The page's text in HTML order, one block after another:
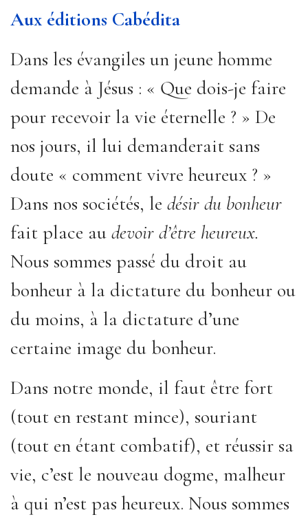
Aux éditions Cabédita
Dans les évangiles un jeune homme
demande à Jésus : « Que dois-je faire
pour recevoir la vie éternelle ? » De
nos jours, il lui demanderait sans
doute « comment vivre heureux ? »
Dans nos sociétés, le désir du bonheur
fait place au devoir d’être heureux.
Nous sommes passé du droit au
bonheur à la dictature du bonheur ou
du moins, à la dictature d’une
certaine image du bonheur.
Dans notre monde, il faut être fort
(tout en restant mince), souriant
(tout en étant combatif), et réussir sa
vie, c’est le nouveau dogme, malheur
à qui n’est pas heureux. Nous sommes